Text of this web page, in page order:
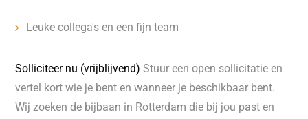
Leuke collega's en een fijn team
Solliciteer nu (vrijblijvend) Stuur een open sollicitatie en
vertel kort wie je bent en wanneer je beschikbaar bent.
Wij zoeken de bijbaan in Rotterdam die bij jou past en